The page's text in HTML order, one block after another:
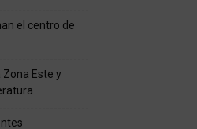
el centro de
Este y